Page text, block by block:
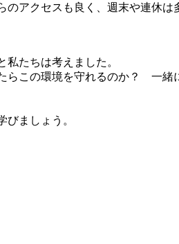
アクセスも良く、週末や連休は
たちは考えました。
この環境を守れるのか？ 一緒
ましょう。